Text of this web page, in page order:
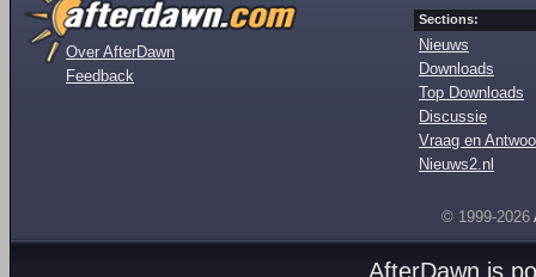
Over AfterDawn
Feedback
Sections:
Nieuws
Downloads
Top Downloads
Discussie
Vraag en
Nieuws2.nl
© 1999-2026
AfterDawn is